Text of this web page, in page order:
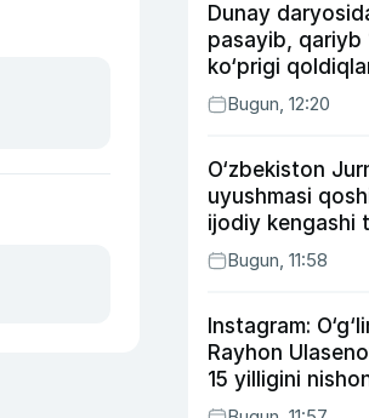
Dunay
pasayib, qariyb
ko‘prigi
Bugun, 12:20
O‘zbekiston
uyushmasi
ijodiy kengashi
Bugun, 11:58
Instagram:
Rayhon
15 yilligini
aktyorlari va